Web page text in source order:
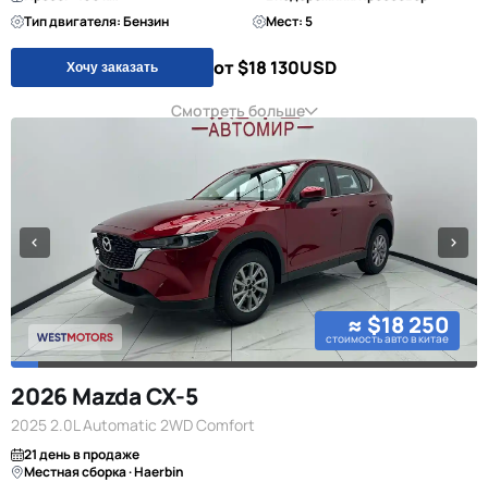
Тип двигателя: Бензин
Мест: 5
Хочу заказать от $18 130USD
Смотреть больше
≈ $18 250
стоимость авто в китае
2026 Mazda CX-5
2025 2.0L Automatic 2WD Comfort
21 день в продаже
Местная сборка · Haerbin